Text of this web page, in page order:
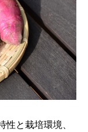
と栽培環境、